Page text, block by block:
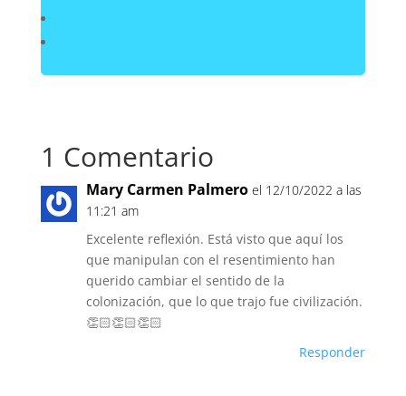
1 Comentario
Mary Carmen Palmero el 12/10/2022 a las
11:21 am
Excelente reflexión. Está visto que aquí los
que manipulan con el resentimiento han
querido cambiar el sentido de la
colonización, que lo que trajo fue civilización.
👏🏻👏🏻👏🏻
Responder